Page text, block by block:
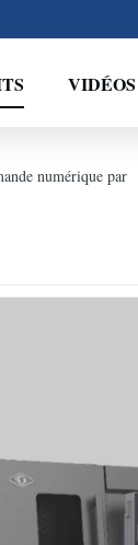
VIDÉOS
numérique par